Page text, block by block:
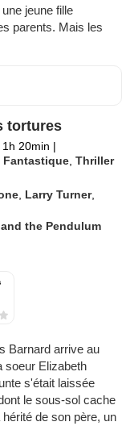
jeune fille
parents. Mais les
tortures
1h 20min |
Fantastique ,Thriller
Larry Turner,
the Pendulum
Barnard arrive au
soeur Elizabeth
s'était laissée
le sous-sol cache
de son père, un